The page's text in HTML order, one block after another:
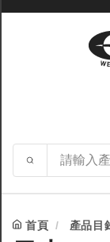
首頁 產品目